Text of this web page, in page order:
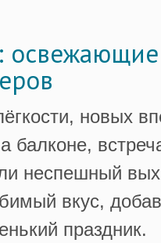
новых
балконе,
неспешный
вкус,
праздник.